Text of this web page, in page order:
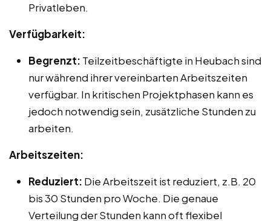
Privatleben.
Verfügbarkeit:
Begrenzt: Teilzeitbeschäftigte in Heubach sind
nur während ihrer vereinbarten Arbeitszeiten
verfügbar. In kritischen Projektphasen kann es
jedoch notwendig sein, zusätzliche Stunden zu
arbeiten.
Arbeitszeiten:
Reduziert: Die Arbeitszeit ist reduziert, z.B. 20
bis 30 Stunden pro Woche. Die genaue
Verteilung der Stunden kann oft flexibel